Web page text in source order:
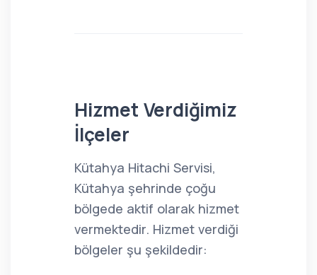
Hizmet Verdiğimiz
İlçeler
Kütahya Hitachi Servisi,
Kütahya şehrinde çoğu
bölgede aktif olarak hizmet
vermektedir. Hizmet verdiği
bölgeler şu şekildedir: